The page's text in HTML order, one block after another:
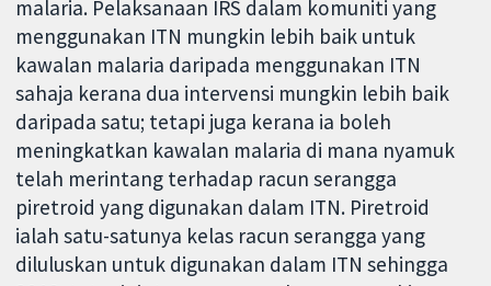
malaria. Pelaksanaan IRS dalam komuniti yang
menggunakan ITN mungkin lebih baik untuk
kawalan malaria daripada menggunakan ITN
sahaja kerana dua intervensi mungkin lebih baik
daripada satu; tetapi juga kerana ia boleh
meningkatkan kawalan malaria di mana nyamuk
telah merintang terhadap racun serangga
piretroid yang digunakan dalam ITN. Piretroid
ialah satu-satunya kelas racun serangga yang
diluluskan untuk digunakan dalam ITN sehingga